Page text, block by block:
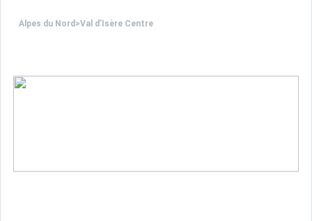
Alpes du Nord >Val d’Isère Centre